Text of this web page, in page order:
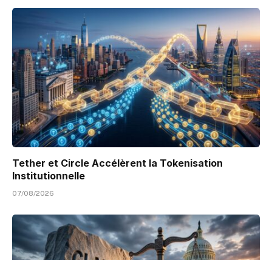
Tether et Circle Accélèrent la Tokenisation
Institutionnelle
07/08/2026